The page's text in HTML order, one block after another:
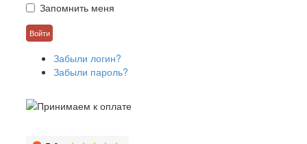
Запомнить меня
Забыли логин?
Забыли пароль?